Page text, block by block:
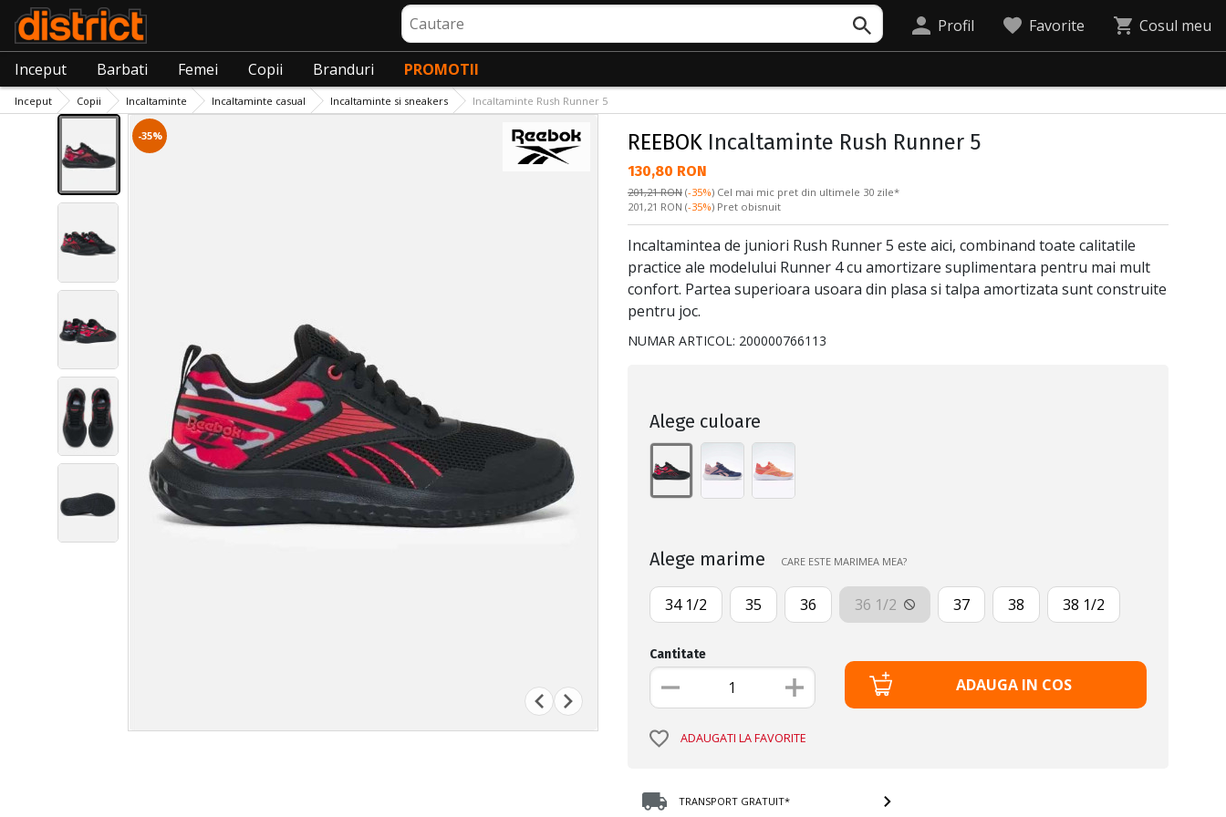
Cautare
Profil Favorite Cosul meu
Inceput Barbati Femei Copii Branduri PROMOTII
Inceput Copii Incaltaminte Incaltaminte casual Incaltaminte si sneakers Incaltaminte Rush Runner 5
-35% REEBOK Incaltaminte Rush Runner 5
Текуща цена:
130,80 RON
201,21 RON (-35%) Cel mai mic pret din ultimele 30 zile*
Pret obisnuit:
201,21 RON (-35%) Pret obisnuit
Incaltamintea de juniori Rush Runner 5 este aici, combinand toate calitatile
practice ale modelului Runner 4 cu amortizare suplimentara pentru mai mult
confort. Partea superioara usoara din plasa si talpa amortizata sunt construite
pentru joc.
NUMAR ARTICOL: 200000766113
Alege culoare
Alege marime CARE ESTE MARIMEA MEA?
34 1/2 35 36 36 1/2 37 38 38 1/2
Cantitate
ADAUGA IN COS
ADAUGATI LA FAVORITE
TRANSPORT GRATUIT*